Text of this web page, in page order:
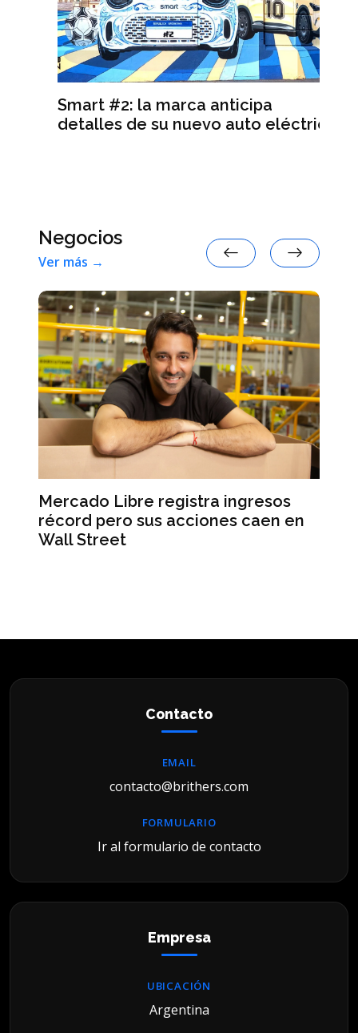
Smart #2: la marca anticipa
detalles de su nuevo auto eléctrico
Negocios
Ver más →
Mercado Libre registra ingresos
récord pero sus acciones caen en
Wall Street
Contacto
EMAIL
contacto@brithers.com
FORMULARIO
Ir al formulario de contacto
Empresa
UBICACIÓN
Argentina